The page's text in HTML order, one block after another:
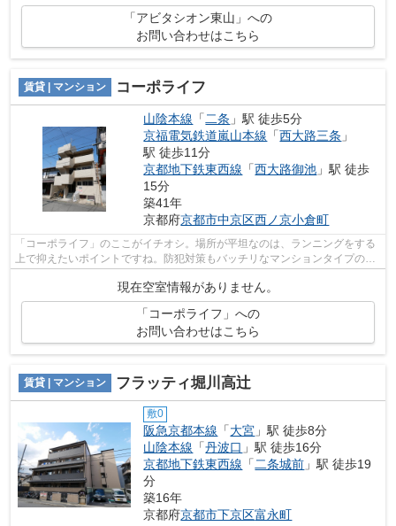
「アビタシオン東山」への
お問い合わせはこちら
賃貸 | マンション コーポライフ
山陰本線 「二条 」駅 徒歩5分
京福電気鉄道嵐山本線 「西大路三条 」
駅 徒歩11分
京都地下鉄東西線 「西大路御池 」駅 徒歩
15分
築41年
京都府京都市中京区西ノ京小倉町
「コーポライフ」のここがイチオシ。場所が平坦なのは、ランニングをする
上で抑えたいポイントですね。防犯対策もバッチリなマンションタイプの物
件です。徒歩5分に駅がある物件です。...
現在空室情報がありません。
「コーポライフ」への
お問い合わせはこちら
賃貸 | マンション フラッティ堀川高辻
敷0
阪急京都本線 「大宮 」駅 徒歩8分
山陰本線 「丹波口 」駅 徒歩16分
京都地下鉄東西線 「 二条城前 」駅 徒歩19
分
築16年
京都府京都市下京区富永町